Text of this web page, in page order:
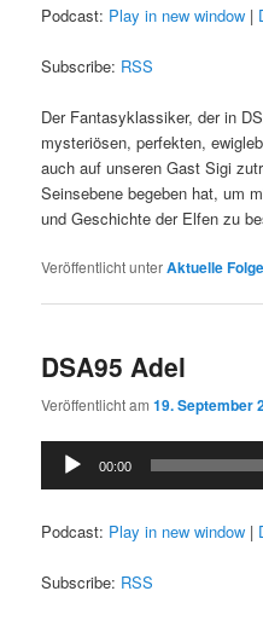
Podcast: Play in new window |
Subscribe: RSS
Der Fantasyklassiker, der in
mysteriösen, perfekten,
auch auf unseren Gast Sigi
Seinsebene begeben hat, um
und Geschichte der Elfen zu
Veröffentlicht unterAktuelle
DSA95 Adel
Veröffentlicht am19. September
Audio-
Player
00:00
Podcast: Play in new window |
Subscribe: RSS